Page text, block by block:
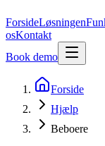
ForsideLøsningen
osKontakt
Book demo
Forside
Hjælp
Beboere